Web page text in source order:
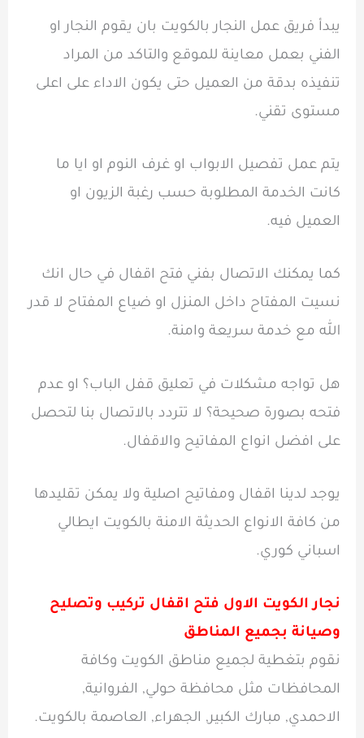
يبدأ فريق عمل النجار بالكويت بان يقوم النجار او
الفني بعمل معاينة للموقع والتاكد من المراد
تنفيذه بدقة من العميل حتى يكون الاداء على اعلى
مستوى تقني.
يتم عمل تفصيل الابواب او غرف النوم او ايا ما
كانت الخدمة المطلوبة حسب رغبة الزيون او
العميل فيه.
كما يمكنك الاتصال بفني فتح اقفال في حال انك
نسيت المفتاح داخل المنزل او ضياع المفتاح لا قدر
الله مع خدمة سريعة وامنة.
هل تواجه مشكلات في تعليق قفل الباب؟ او عدم
فتحه بصورة صحيحة؟ لا تتردد بالاتصال بنا لتحصل
على افضل انواع المفاتيح والاقفال.
يوجد لدينا اقفال ومفاتيح اصلية ولا يمكن تقليدها
من كافة الانواع الحديثة الامنة بالكويت ايطالي
اسباني كوري.
نجار الكويت الاول فتح اقفال تركيب وتصليح
وصيانة بجميع المناطق
نقوم بتغطية لجميع مناطق الكويت وكافة
المحافظات مثل محافظة حولي, الفروانية,
الاحمدي, مبارك الكبير, الجهراء, العاصمة بالكويت.